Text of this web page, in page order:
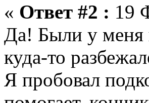
« Ответ #2 : 19
Да! Были у меня
куда-то
Я пробовал